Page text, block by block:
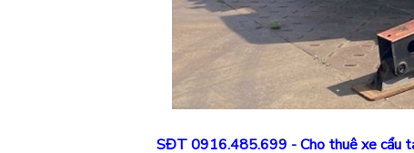
SĐT 0916.485.699 -Cho thuê xe cẩu